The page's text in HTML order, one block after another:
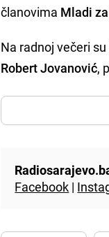
članovima Mladi
Na radnoj večeri
Robert Jovanović,
Facebook |